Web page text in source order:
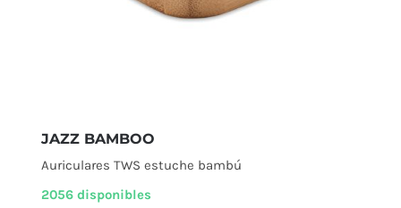
JAZZ BAMBOO
Auriculares TWS estuche bambú
2056 disponibles